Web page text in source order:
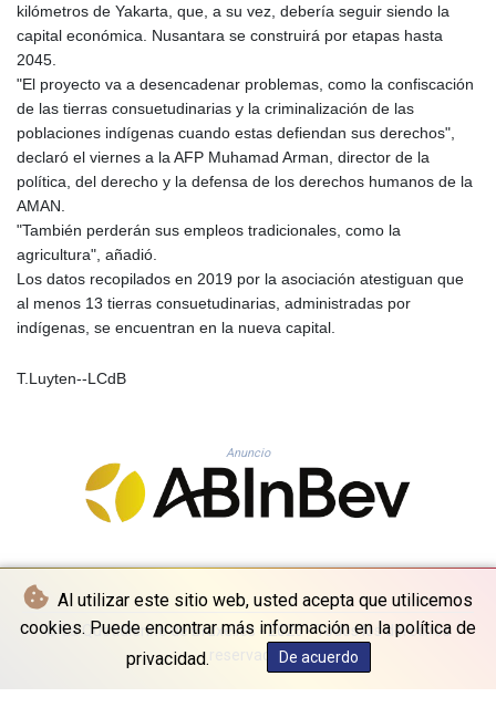
Al utilizar este sitio web, usted acepta que utilicemos
cookies. Puede encontrar más información en la política de
privacidad.
De acuerdo
IRR
1590322.371805
JEP 0.8566
JMD 183.057725
JOD 0.819746
JPY 182.445186
KES 149.158147
KHR 4681.941823
KRW 1627.677557
KWD 0.356853
KYD 0.960588
LKR 386.635196
LRD 208.057415
LSL 18.726567
LYD 7.331909
MAD 10.743067
MDL 20.044751
MGA 4918.938878
MKD 61.524236
MMK 2427.596601
kilómetros de Yakarta, que, a su vez, debería seguir siendo la
capital económica. Nusantara se construirá por etapas hasta
2045.
"El proyecto va a desencadenar problemas, como la confiscación
de las tierras consuetudinarias y la criminalización de las
poblaciones indígenas cuando estas defiendan sus derechos",
declaró el viernes a la AFP Muhamad Arman, director de la
política, del derecho y la defensa de los derechos humanos de la
AMAN.
"También perderán sus empleos tradicionales, como la
agricultura", añadió.
Los datos recopilados en 2019 por la asociación atestiguan que
al menos 13 tierras consuetudinarias, administradas por
indígenas, se encuentran en la nueva capital.
T.Luyten--LCdB
Anuncio
© La Quotidienne de Bruxelles - 2026 - Todos los derechos
reservados